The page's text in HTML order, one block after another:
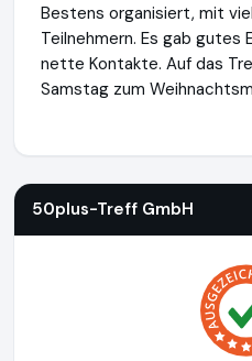
Bestens organisiert, mit
Teilnehmern. Es gab gutes
nette Kontakte. Auf das
Samstag zum
50plus-Treff GmbH